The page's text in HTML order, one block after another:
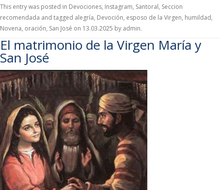
This entry was posted in Devociones, Instagram, Santoral, Seccion
recomendada and tagged alegría, Devoción, esposo de la Virgen, humildad,
Novena, oración, San José on 13.03.2025 by admin.
El matrimonio de la Virgen María y
San José